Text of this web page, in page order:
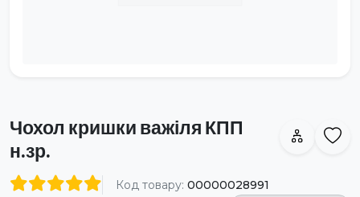
Чохол кришки важіля КПП
н.зр.
Код товару: 00000028991